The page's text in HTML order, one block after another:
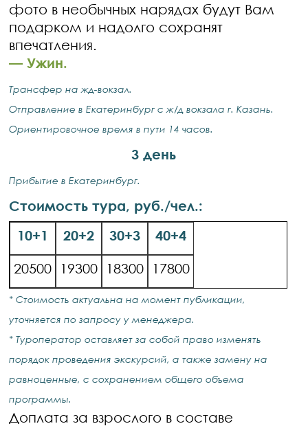
фото в необычных нарядах будут Вам
подарком и надолго сохранят
впечатления.
—Ужин.
Трансфер на жд-вокзал.
Отправление в Екатеринбург с ж/д вокзала г. Казань.
Ориентировочное время в пути 14 часов.
3 день
Прибытие в Екатеринбург.
Стоимость тура, руб./чел.:
10+1
20+2 30+3
40+4
20500
19300 18300 17800
* Стоимость актуальна на момент публикации,
уточняется по запросу у менеджера.
* Туроператор оставляет за собой право изменять
порядок проведения экскурсий, а также замену на
равноценные, с сохранением общего объема
программы.
Доплата за взрослого в составе